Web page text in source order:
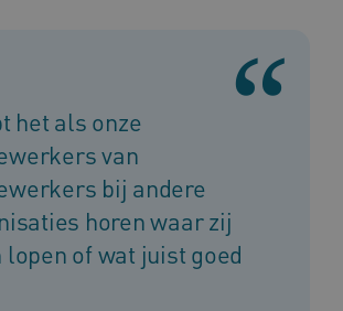
het als onze
van
bij andere
horen waar zij
lopen of wat juist goed
Amazon.com Inc.